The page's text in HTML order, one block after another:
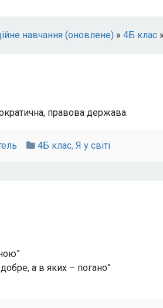
навчання (оновлене) » 4Б клас »
правова держава.
4Б клас, Я у світі
а в яких – погано”